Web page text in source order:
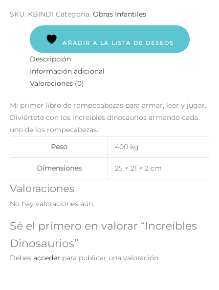
SKU: KBIND1 Categoría: Obras Infantiles
AÑADIR A LA LISTA DE DESEOS
Descripción
Información adicional
Valoraciones (0)
Mi primer libro de rompecabezas para armar, leer y jugar.
Diviértete con los increíbles dinosaurios armando cada
uno de los rompecabezas.
Peso 400 kg
Dimensiones 25 × 21 × 2 cm
Valoraciones
No hay valoraciones aún.
Sé el primero en valorar “Increíbles
Dinosaurios”
Debes acceder para publicar una valoración.